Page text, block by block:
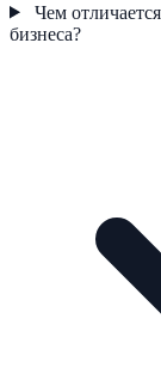
Чем
бизнеса?